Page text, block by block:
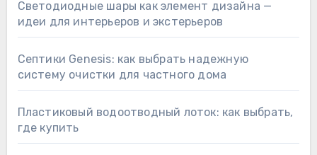
Светодиодные шары как элемент дизайна —
идеи для интерьеров и экстерьеров
Септики Genesis: как выбрать надежную
систему очистки для частного дома
Пластиковый водоотводный лоток: как выбрать,
где купить